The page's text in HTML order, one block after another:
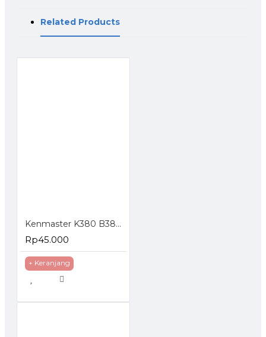
Related Products
Kenmaster K380 B380 Tool Box Kotak Perkakas
Rp45.000
+ Keranjang